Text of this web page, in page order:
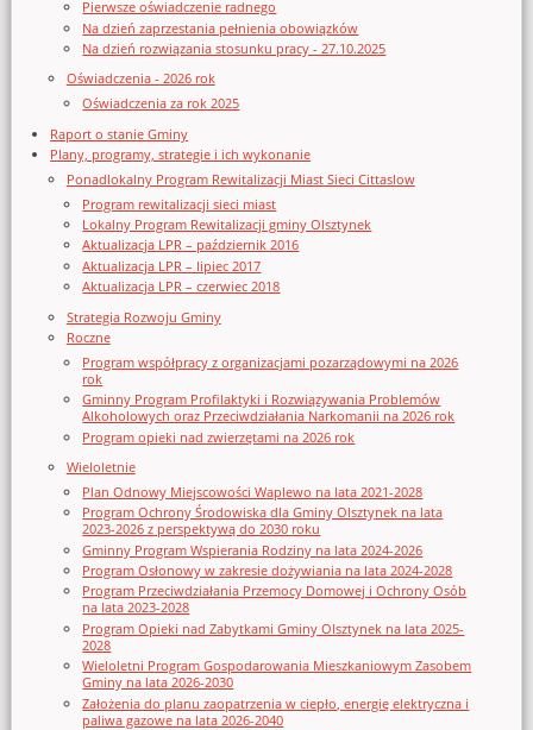
Pierwsze oświadczenie radnego
Na dzień zaprzestania pełnienia obowiązków
Na dzień rozwiązania stosunku pracy - 27.10.2025
Oświadczenia - 2026 rok
Oświadczenia za rok 2025
Raport o stanie Gminy
Plany, programy, strategie i ich wykonanie
Ponadlokalny Program Rewitalizacji Miast Sieci Cittaslow
Program rewitalizacji sieci miast
Lokalny Program Rewitalizacji gminy Olsztynek
Aktualizacja LPR – październik 2016
Aktualizacja LPR – lipiec 2017
Aktualizacja LPR – czerwiec 2018
Strategia Rozwoju Gminy
Roczne
Program współpracy z organizacjami pozarządowymi na 2026
rok
Gminny Program Profilaktyki i Rozwiązywania Problemów
Alkoholowych oraz Przeciwdziałania Narkomanii na 2026 rok
Program opieki nad zwierzętami na 2026 rok
Wieloletnie
Plan Odnowy Miejscowości Waplewo na lata 2021-2028
Program Ochrony Środowiska dla Gminy Olsztynek na lata
2023-2026 z perspektywą do 2030 roku
Gminny Program Wspierania Rodziny na lata 2024-2026
Program Osłonowy w zakresie dożywiania na lata 2024-2028
Program Przeciwdziałania Przemocy Domowej i Ochrony Osób
na lata 2023-2028
Program Opieki nad Zabytkami Gminy Olsztynek na lata 2025-
2028
Wieloletni Program Gospodarowania Mieszkaniowym Zasobem
Gminy na lata 2026-2030
Założenia do planu zaopatrzenia w ciepło, energię elektryczna i
paliwa gazowe na lata 2026-2040